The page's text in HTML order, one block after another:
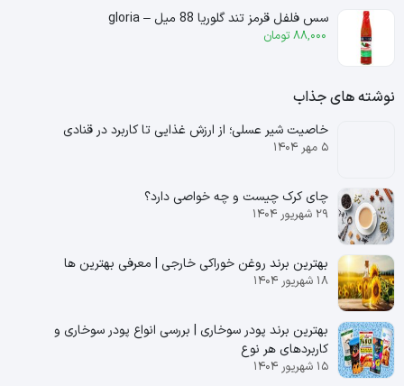
سس فلفل قرمز تند گلوریا 88 میل – gloria
88,000 تومان
نوشته های جذاب
خاصیت شیر عسلی؛ از ارزش غذایی تا کاربرد در قنادی
۵ مهر ۱۴۰۴
چای کرک چیست و چه خواصی دارد؟
۲۹ شهریور ۱۴۰۴
بهترین برند روغن خوراکی خارجی | معرفی بهترین ها
۱۸ شهریور ۱۴۰۴
بهترین برند پودر سوخاری | بررسی انواع پودر سوخاری و
کاربردهای هر نوع
۱۵ شهریور ۱۴۰۴